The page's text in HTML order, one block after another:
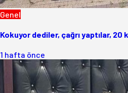
Genel
Kokuyor dediler, çağrı yaptılar, 20
1 hafta önce